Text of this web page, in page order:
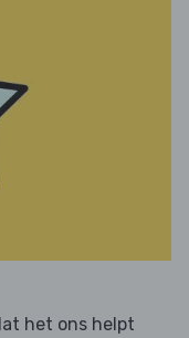
het ons helpt